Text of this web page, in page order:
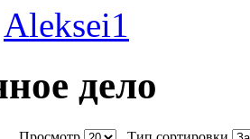
Aleksei1
дело